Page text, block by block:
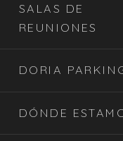
SALAS DE
REUNIONES
DORIA
DÓNDE